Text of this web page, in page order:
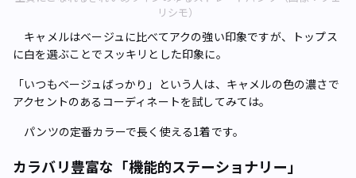
リシモ）
キャメルはベージュに比べてアクの強い印象ですが、トップス
に白を選ぶことでスッキリとした印象に。
「いつもベージュばっかり」という人は、キャメルの色の濃さで
アクセントのあるコーディネートを試してみては。
パンツの定番カラーで長く使える1着です。
カラバリ豊富な「機能的ステーショナリー」